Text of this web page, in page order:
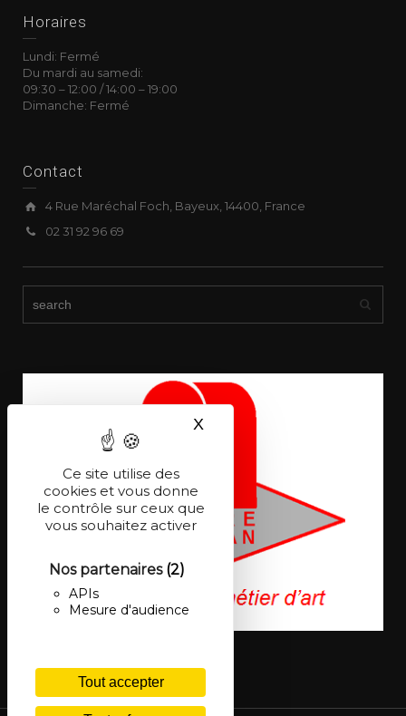
Ce site utilise des
cookies et vous donne
le contrôle sur ceux que
vous souhaitez activer
Nos partenaires (2)
APIs
Mesure d'audience
Tout accepter
X
Horaires
Lundi: Fermé
Du mardi au samedi:
09:30 –12:00 /14:00 –19:00
Dimanche: Fermé
Contact
4 Rue Maréchal Foch, Bayeux, 14400, France
02 31 92 96 69